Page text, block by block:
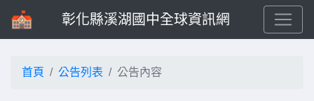
彰化縣溪湖國中全球資訊網
首頁 公告列表 公告內容